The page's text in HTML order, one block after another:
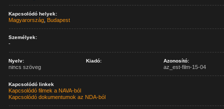
Kapcsolódó helyek:
Magyarország Budapest
Személyek:
-
Nyelv:
nincs szöveg
Kiadó: Azonosító:
az_est-film-15-04
Kapcsolódó linkek
Kapcsolódó filmek a NAVA-ból
Kapcsolódó dokumentumok az NDA-ból